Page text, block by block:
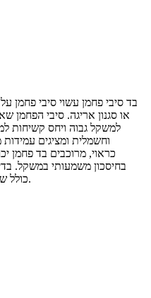
בד סיבי פחמן עשוי סיבי פחמן על
או סגנון אריגה. סיבי הפחמן
למשקל גבוה ויחס קשיחות
וחשמלית ומציגים
כראוי, מרוכבים בד פחמן
בחיסכון משמעותי במשקל.
כולל שרפים אפוקסי, פוליאסטר ויניל אסטר.